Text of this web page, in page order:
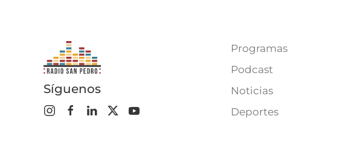
Síguenos
Programas
Podcast
Noticias
Deportes